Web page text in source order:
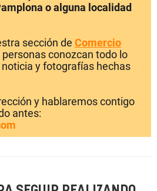
o alguna localidad
sección de Comercio
conozcan todo lo
y fotografías hechas
y hablaremos contigo
antes: